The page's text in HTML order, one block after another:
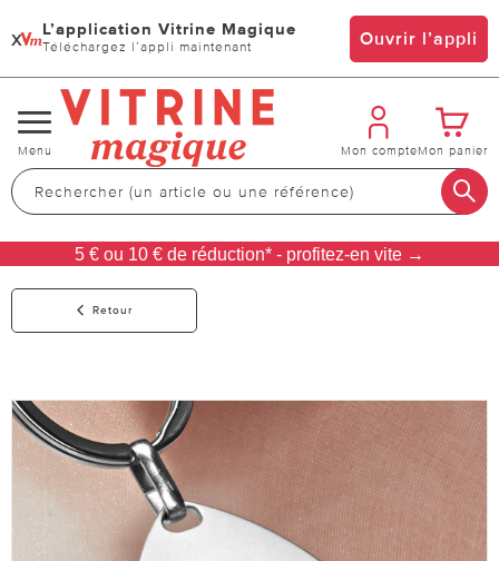
x L’application Vitrine Magique
Téléchargez l’appli maintenant Ouvrir l’appli
Changer
de
navigation
Menu Mon compteMon panier
5 € ou 10 € de réduction* - profitez-en vite →
Retour